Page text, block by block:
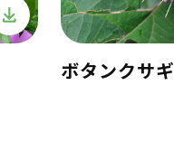
ボタンクサギ